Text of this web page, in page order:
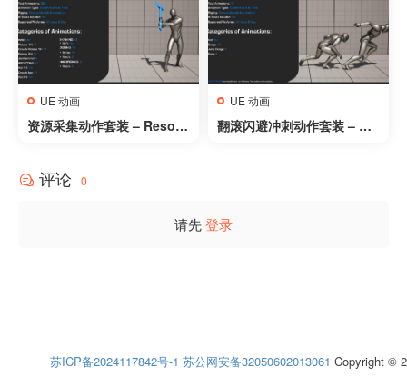
UE 动画
资源采集动作套装 – Resour
UE 动画
翻滚闪避冲刺动作套装 – Rol
评论 0
请先登录
苏ICP备2024117842号-1 苏公网安备32050602013061 Copyright ©